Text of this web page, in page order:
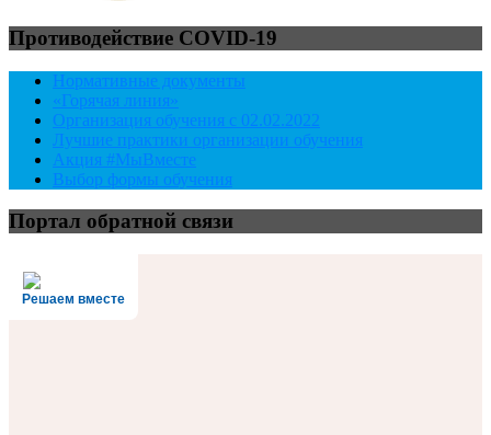
Противодействие COVID-19
Нормативные документы
«Горячая линия»
Организация обучения с 02.02.2022
Лучшие практики организации обучения
Акция #МыВместе
Выбор формы обучения
Портал обратной связи
Решаем вместе